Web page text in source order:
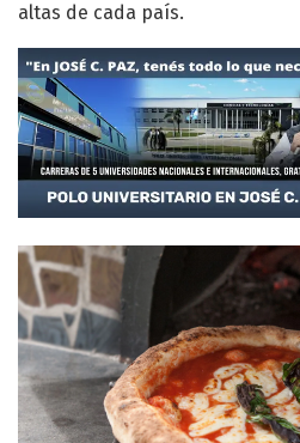
altas de cada país.